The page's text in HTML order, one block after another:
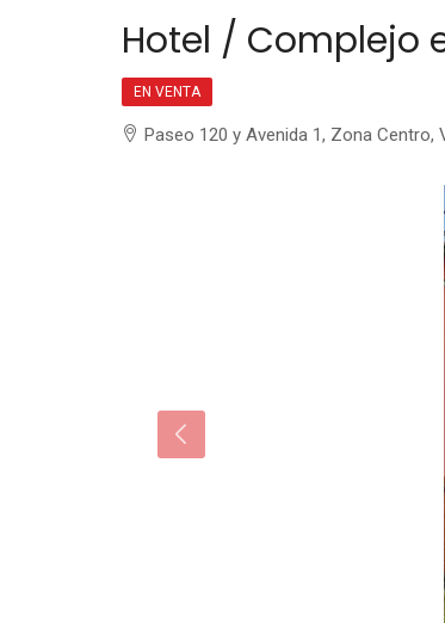
Hotel / Complejo
EN VENTA
Paseo 120 y Avenida 1, Zona Centro,